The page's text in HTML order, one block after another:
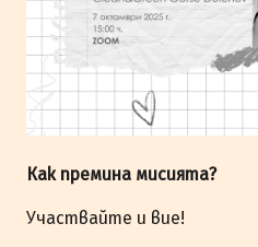
Как премина мисията?
Участвайте и вие!